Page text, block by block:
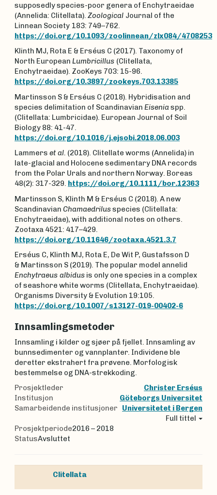
supposedly species-poor genera of Enchytraeidae
(Annelida: Clitellata). Zoological Journal of the
Linnean Society 183: 749–762.
https://doi.org/10.1093/zoolinnean/zlx084/4708253
Klinth MJ, Rota E & Erséus C (2017). Taxonomy of
North European Lumbricillus (Clitellata,
Enchytraeidae). ZooKeys 703: 15-96.
https://doi.org/10.3897/zookeys.703.13385
Martinsson S & Erséus C (2018). Hybridisation and
species delimitation of Scandinavian Eiseniaspp.
(Clitellata: Lumbricidae). European Journal of Soil
Biology 88: 41-47.
https://doi.org/10.1016/j.ejsobi.2018.06.003
Lammers et al. (2018). Clitellate worms (Annelida) in
late-glacial and Holocene sedimentary DNA records
from the Polar Urals and northern Norway. Boreas
48(2): 317-329. https://doi.org/10.1111/bor.12363
Martinsson S, Klinth M & Erséus C (2018). A new
Scandinavian Chamaedrilusspecies (Clitellata:
Enchytraeidae), with additional notes on others.
Zootaxa 4521: 417–429.
https://doi.org/10.11646/zootaxa.4521.3.7
Erséus C, Klinth MJ, Rota E, De Wit P, Gustafsson D
& Martinsson S (2019). The popular model annelid
Enchytraeus albidus is only one species in a complex
of seashore white worms (Clitellata, Enchytraeidae).
Organisms Diversity & Evolution 19:105.
https://doi.org/10.1007/s13127-019-00402-6
Innsamlingsmetoder
Innsamling i kilder og sjøer på fjellet. Innsamling av
bunnsedimenter og vannplanter. Individene ble
deretter ekstrahert fra prøvene. Morfologisk
bestemmelse og DNA-strekkoding.
Prosjektleder
Christer Erséus
Institusjon
Göteborgs Universitet
Samarbeidende institusjoner
Universitetet i Bergen
Full tittel
Prosjektperiode2016 – 2018
StatusAvsluttet
Clitellata